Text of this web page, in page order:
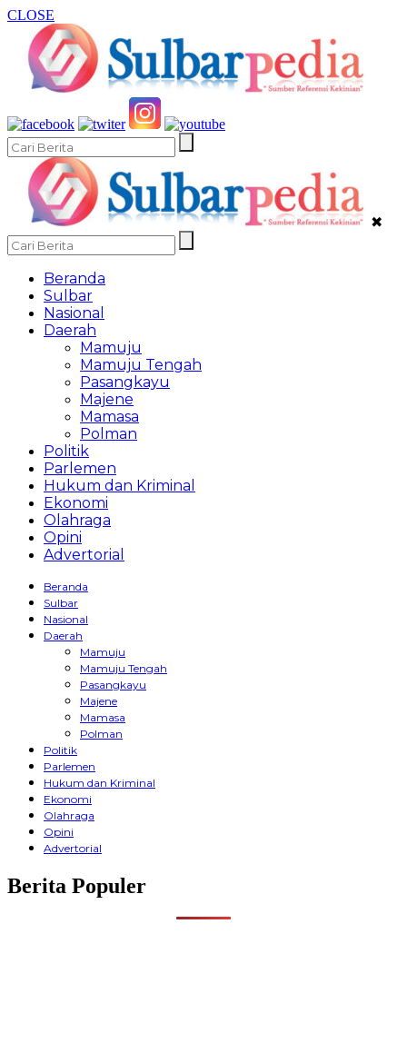
CLOSE
✖
Beranda
Sulbar
Nasional
Daerah
Mamuju
Mamuju Tengah
Pasangkayu
Majene
Mamasa
Polman
Politik
Parlemen
Hukum dan Kriminal
Ekonomi
Olahraga
Opini
Advertorial
Beranda
Sulbar
Nasional
Daerah
Mamuju
Mamuju Tengah
Pasangkayu
Majene
Mamasa
Polman
Politik
Parlemen
Hukum dan Kriminal
Ekonomi
Olahraga
Opini
Advertorial
Berita Populer